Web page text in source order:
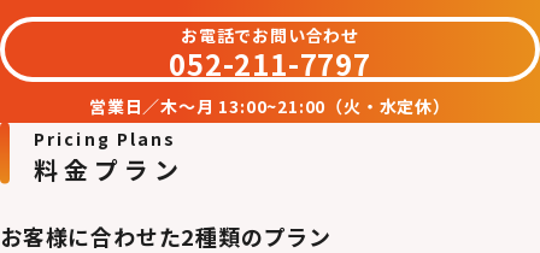
お電話でお問い合わせ
052-211-7797
営業日／木〜月 13:00~21:00（火・水定休）
Pricing Plans
料金プラン
お客様に合わせた2種類のプラン